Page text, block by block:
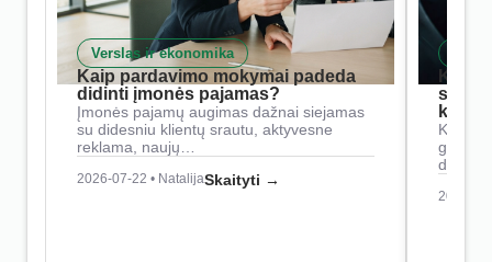
Verslas ir ekonomika
Kaip pardavimo mokymai padeda
didinti įmonės pajamas?
Įmonės pajamų augimas dažnai siejamas
su didesniu klientų srautu, aktyvesne
reklama, naujų…
2026-07-22 • NatalijaSkaityti →
Kaip
2026-